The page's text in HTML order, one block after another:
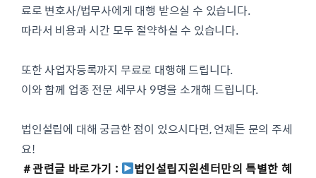
료로 변호사/법무사에게 대행 받으실 수 있습니다.
따라서 비용과 시간 모두 절약하실 수 있습니다.
또한 사업자등록까지 무료로 대행해 드립니다.
이와 함께 업종 전문 세무사 9명을 소개해 드립니다.
법인설립에 대해 궁금한 점이 있으시다면, 언제든 문의 주세
요!
＃관련글 바로가기 :
법인설립지원센터만의 특별한 혜